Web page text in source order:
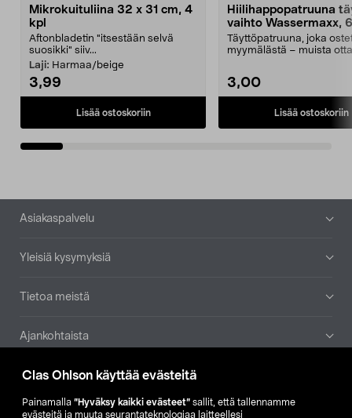
Clas Ohlson käyttää evästeitä
Painamalla ”Hyväksy kaikki evästeet” sallit, että tallennamme
evästeitä ja muuta seurantateknologiaa laitteellesi
Mikrokuituliina 32 x 31 cm, 4
kpl
Aftonbladetin "itsestään selvä
suosikki" siiv...
Laji: Harmaa/beige
3,99
Lisää ostoskoriin
Hiilihappopatruuna
vaihto Wassermaxx,
Täyttöpatruuna, joka
myymälästä – muista
3,00
Lisää ostoskoriin
Alatunniste
Asiakaspalvelu
Yleisiä kysymyksiä
Tietoa meistä
Ajankohtaista
Muut yrityksemme
Etsi myymälä